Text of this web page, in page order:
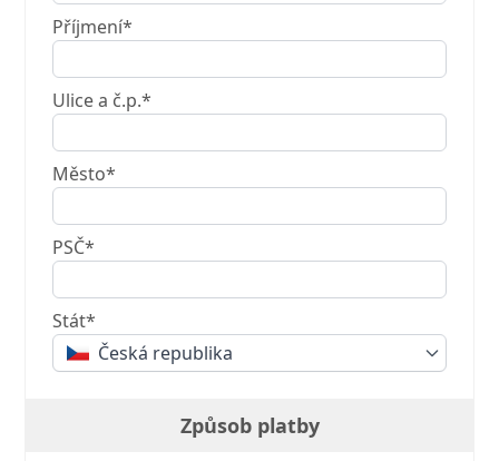
Příjmení*
Ulice a č.p.*
Město*
PSČ*
Stát*
Česká republika
Způsob platby